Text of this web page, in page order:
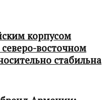
корпусом
восточном
стабильна